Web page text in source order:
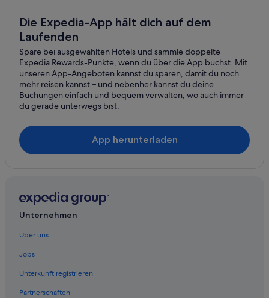
Private Ferienhäuser in Bad Griesbach-Therme
Hotels nahe Bahnhof Karpfham
Hotels nahe Bahnhof Pfarrkirchen
Bayerbach Hotels
Hotels nahe Beckenbauer Golf Course
Hotels nahe Golf Resort Bad Griesbach
Pfarrkirchen Hotels
Postmünster Hotels
Hotels nahe Rottaler Golfclub
Stubenberg Hotels
Triftern Hotels
Hotels nahe Wohlfühl-Therme
Die Expedia-App hält dich auf dem
Laufenden
Spare bei ausgewählten Hotels und sammle doppelte
Expedia Rewards-Punkte, wenn du über die App buchst. Mit
unseren App-Angeboten kannst du sparen, damit du noch
mehr reisen kannst – und nebenher kannst du deine
Buchungen einfach und bequem verwalten, wo auch immer
du gerade unterwegs bist.
App herunterladen
Unternehmen
Über uns
Jobs
Unterkunft registrieren
Partnerschaften